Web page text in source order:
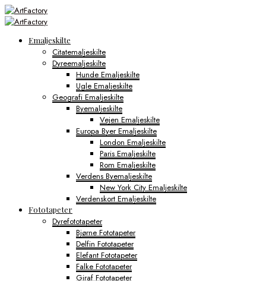
Emaljeskilte
Citatemaljeskilte
Dyreemaljeskilte
Hunde Emaljeskilte
Ugle Emaljeskilte
Geografi Emaljeskilte
Byemaljeskilte
Vejen Emaljeskilte
Europa Byer Emaljeskilte
London Emaljeskilte
Paris Emaljeskilte
Rom Emaljeskilte
Verdens Byemaljeskilte
New York City Emaljeskilte
Verdenskort Emaljeskilte
Fototapeter
Dyrefototapeter
Bjørne Fototapeter
Delfin Fototapeter
Elefant Fototapeter
Falke Fototapeter
Giraf Fototapeter